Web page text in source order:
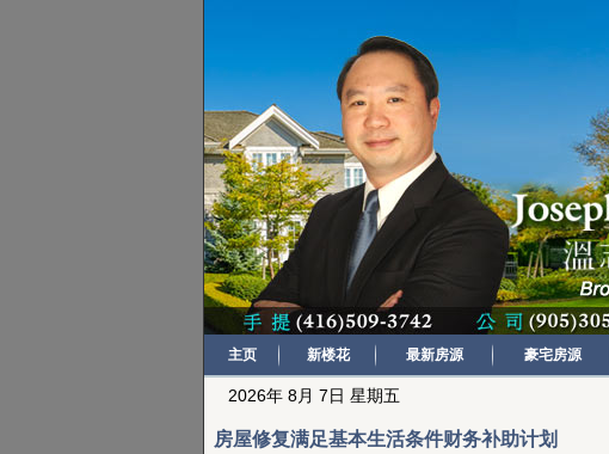
主页 新楼花 最新房源 豪宅房源
2026年 8月 7日 星期五
房屋修复满足基本生活条件财务补助计划